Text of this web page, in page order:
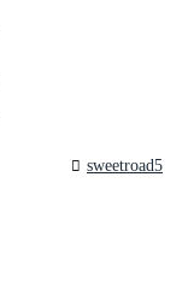
sweetroad5